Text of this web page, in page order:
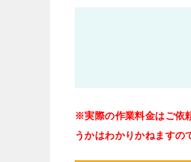
※実際の作業料金はご依
うかはわかりかねますの